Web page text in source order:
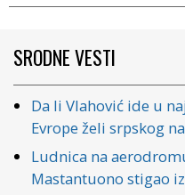
SRODNE VESTI
Da li Vlahović ide u
Evrope želi srpskog
Ludnica na
Mastantuono stigao